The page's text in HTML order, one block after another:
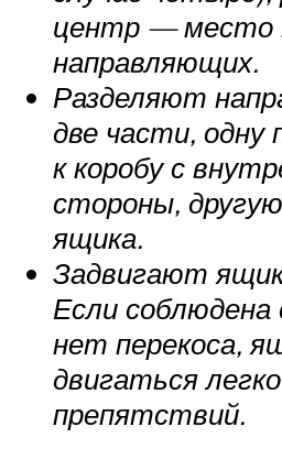
центр — место
направляющих.
Разделяют
две части, одну
к коробу с
стороны,
ящика.
Задвигают
Если соблюдена
нет перекоса,
двигаться
препятствий.